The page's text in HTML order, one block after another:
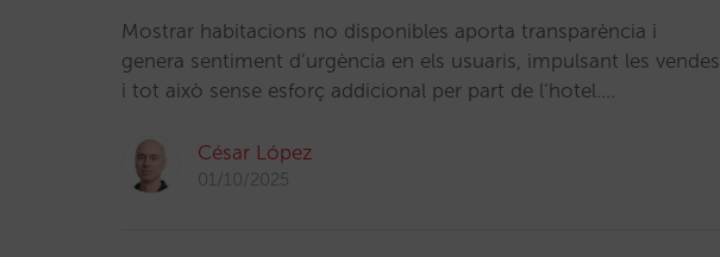
Mostrar habitacions no disponibles aporta transparència i
genera sentiment d’urgència en els usuaris, impulsant les vendes
i tot això sense esforç addicional per part de l’hotel.…
César López
01/10/2025